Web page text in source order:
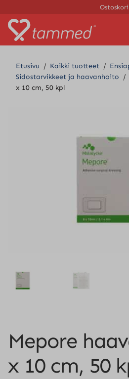
Ostoskori
Etusivu / Kaikki tuotteet /
Sidostarvikkeet ja haavanhoito /
x 10 cm, 50 kpl
Mepore
x 10 cm, 50